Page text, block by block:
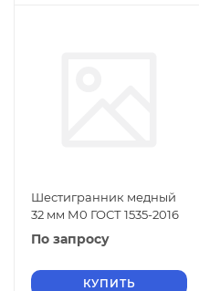
Шестигранник медный
32 мм М0 ГОСТ 1535-2016
По запросу
КУПИТЬ